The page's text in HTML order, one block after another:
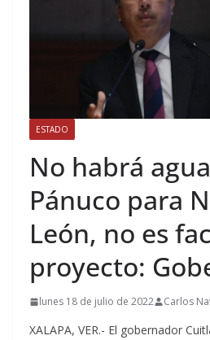
ESTADO
No habrá
Pánuco para
León, no es
proyecto:
lunes 18 de julio de 2022 Carlos
XALAPA, VER.- El gobernador